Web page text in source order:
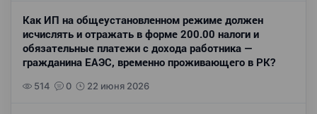
Как ИП на общеустановленном режиме должен
исчислять и отражать в форме 200.00 налоги и
обязательные платежи с дохода работника —
гражданина ЕАЭС, временно проживающего в РК?
514 0 22 июня 2026